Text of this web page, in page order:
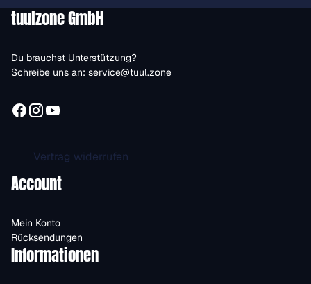
tuulzone GmbH
Du brauchst Unterstützung?
Schreibe uns an: service@tuul.zone
Vertrag widerrufen
Account
Mein Konto
Rücksendungen
Informationen